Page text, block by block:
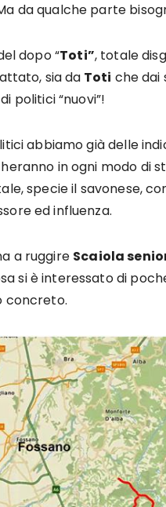
da qualche parte
dopo “Toti”, totale
sia da Toti che dai
politici “nuovi”!
abbiamo già delle
in ogni modo di
specie il savonese,
ed influenza.
a ruggire Scaiola
si è interessato di
concreto.